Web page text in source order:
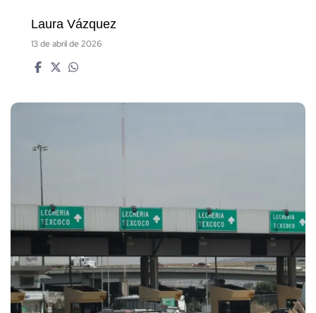
Laura Vázquez
13 de abril de 2026